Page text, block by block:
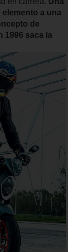
a una
de
1996 saca la